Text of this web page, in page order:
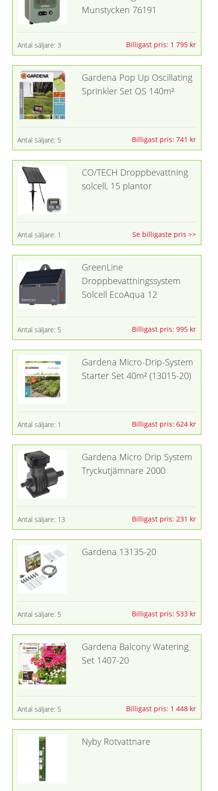
Munstycken 76191
Antal säljare: 3 Billigast pris: 1 795 kr
Gardena Pop Up Oscillating
Sprinkler Set OS 140m²
Antal säljare: 5 Billigast pris: 741 kr
CO/TECH Droppbevattning
solcell, 15 plantor
Antal säljare: 1 Se billigaste pris >>
GreenLine
Droppbevattningssystem
Solcell EcoAqua 12
Antal säljare: 5 Billigast pris: 995 kr
Gardena Micro-Drip-System
Starter Set 40m² (13015-20)
Antal säljare: 1 Billigast pris: 624 kr
Gardena Micro Drip System
Tryckutjämnare 2000
Antal säljare: 13 Billigast pris: 231 kr
Gardena 13135-20
Antal säljare: 5 Billigast pris: 533 kr
Gardena Balcony Watering
Set 1407-20
Antal säljare: 5 Billigast pris: 1 448 kr
Nyby Rotvattnare